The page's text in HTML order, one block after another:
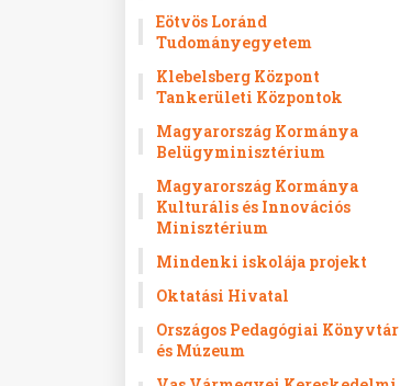
Eötvös Loránd
Tudományegyetem
Klebelsberg Központ
Tankerületi Központok
Magyarország Kormánya
Belügyminisztérium
Magyarország Kormánya
Kulturális és Innovációs
Minisztérium
Mindenki iskolája projekt
Oktatási Hivatal
Országos Pedagógiai Könyvtár
és Múzeum